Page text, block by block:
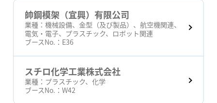
帥鋼模架（宜興）有限公司
業種：機械設備、金型（及び製品）、航空機関連、
電気・電子、プラスチック、ロボット関連
ブースNo.： E36
スチロ化学工業株式会社
業種： プラスチック、化学
ブースNo.：W42